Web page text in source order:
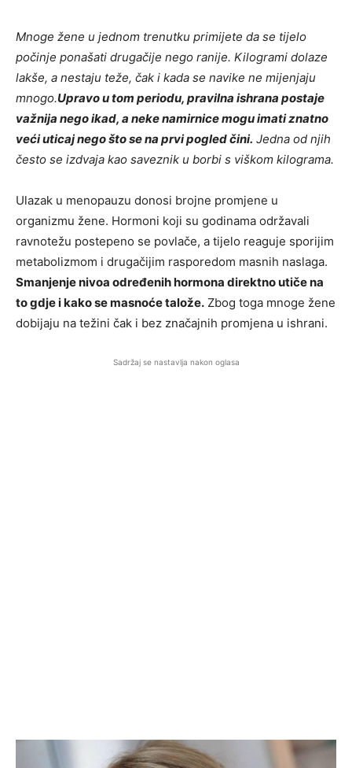
Mnoge žene u jednom trenutku primijete da se tijelo
počinje ponašati drugačije nego ranije. Kilogrami dolaze
lakše, a nestaju teže, čak i kada se navike ne mijenjaju
mnogo.Upravo u tom periodu, pravilna ishrana postaje
važnija nego ikad, a neke namirnice mogu imati znatno
veći uticaj nego što se na prvi pogled čini. Jedna od njih
često se izdvaja kao saveznik u borbi s viškom kilograma.
Ulazak u menopauzu donosi brojne promjene u
organizmu žene. Hormoni koji su godinama održavali
ravnotežu postepeno se povlače, a tijelo reaguje sporijim
metabolizmom i drugačijim rasporedom masnih naslaga.
Smanjenje nivoa određenih hormona direktno utiče na
to gdje i kako se masnoće talože. Zbog toga mnoge žene
dobijaju na težini čak i bez značajnih promjena u ishrani.
Sadržaj se nastavlja nakon oglasa